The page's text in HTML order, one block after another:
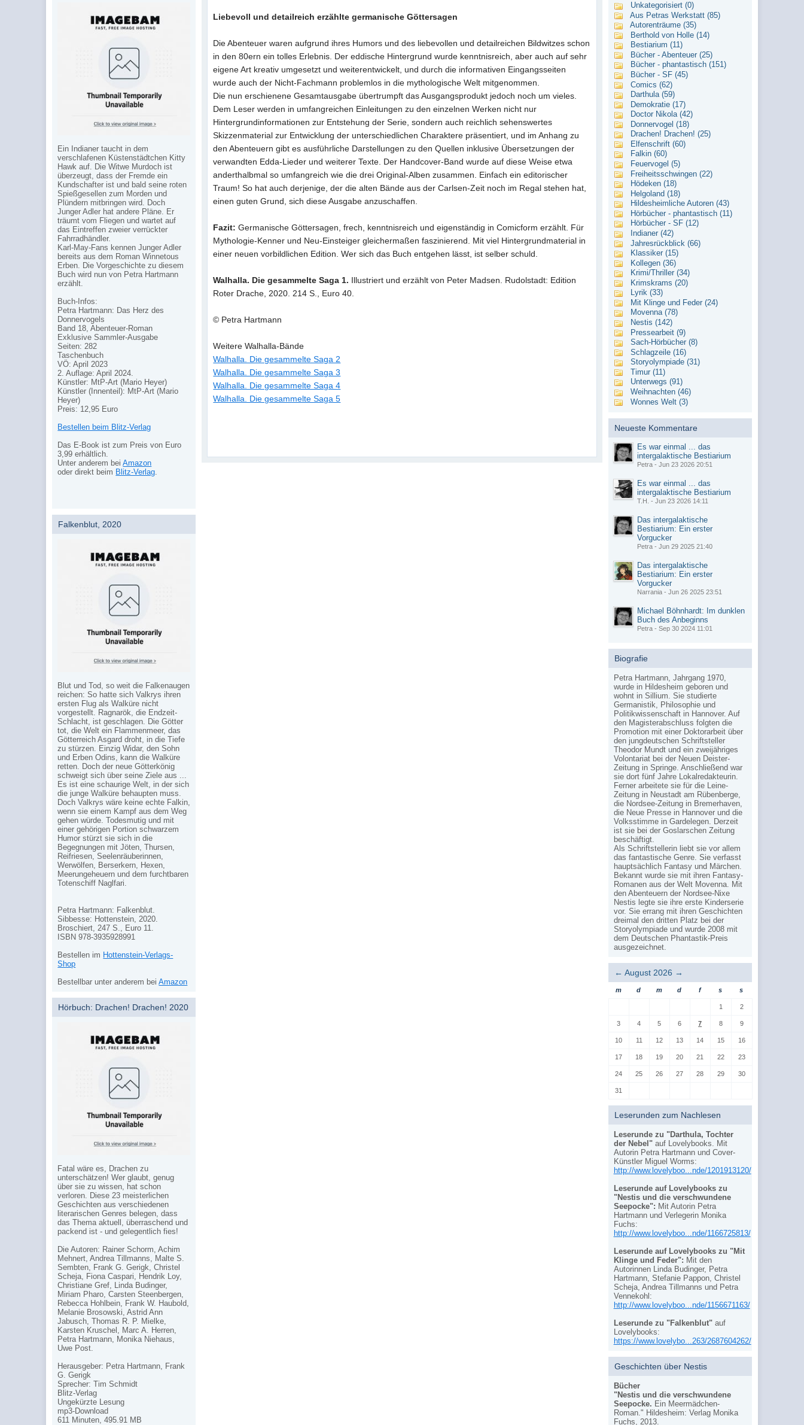
Liebevoll und detailreich erzählte germanische Göttersagen
Die Abenteuer waren aufgrund ihres Humors und des liebevollen und detailreichen Bildwitzes schon
in den 80ern ein tolles Erlebnis. Der eddische Hintergrund wurde kenntnisreich, aber auch auf sehr
eigene Art kreativ umgesetzt und weiterentwickelt, und durch die informativen Eingangsseiten
wurde auch der Nicht-Fachmann problemlos in die mythologische Welt mitgenommen.
Die nun erschienene Gesamtausgabe übertrumpft das Ausgangsprodukt jedoch noch um vieles.
Dem Leser werden in umfangreichen Einleitungen zu den einzelnen Werken nicht nur
Hintergrundinformationen zur Entstehung der Serie, sondern auch reichlich sehenswertes
Skizzenmaterial zur Entwicklung der unterschiedlichen Charaktere präsentiert, und im Anhang zu
den Abenteuern gibt es ausführliche Darstellungen zu den Quellen inklusive Übersetzungen der
verwandten Edda-Lieder und weiterer Texte. Der Handcover-Band wurde auf diese Weise etwa
anderthalbmal so umfangreich wie die drei Original-Alben zusammen. Einfach ein editorischer
Traum! So hat auch derjenige, der die alten Bände aus der Carlsen-Zeit noch im Regal stehen hat,
einen guten Grund, sich diese Ausgabe anzuschaffen.
Fazit:Germanische Göttersagen, frech, kenntnisreich und eigenständig in Comicform erzählt. Für
Mythologie-Kenner und Neu-Einsteiger gleichermaßen faszinierend. Mit viel Hintergrundmaterial in
einer neuen vorbildlichen Edition. Wer sich das Buch entgehen lässt, ist selber schuld.
Walhalla. Die gesammelte Saga 1. Illustriert und erzählt von Peter Madsen. Rudolstadt: Edition
Roter Drache, 2020. 214 S., Euro 40.
© Petra Hartmann
Weitere Walhalla-Bände
Walhalla. Die gesammelte Saga 2
Walhalla. Die gesammelte Saga 3
Walhalla. Die gesammelte Saga 4
Walhalla. Die gesammelte Saga 5
Ein Indianer taucht in dem
verschlafenen Küstenstädtchen Kitty
Hawk auf. Die Witwe Murdoch ist
überzeugt, dass der Fremde ein
Kundschafter ist und bald seine roten
Spießgesellen zum Morden und
Plündern mitbringen wird. Doch
Junger Adler hat andere Pläne. Er
träumt vom Fliegen und wartet auf
das Eintreffen zweier verrückter
Fahrradhändler.
Karl-May-Fans kennen Junger Adler
bereits aus dem Roman Winnetous
Erben. Die Vorgeschichte zu diesem
Buch wird nun von Petra Hartmann
erzählt.
Buch-Infos:
Petra Hartmann: Das Herz des
Donnervogels
Band 18, Abenteuer-Roman
Exklusive Sammler-Ausgabe
Seiten: 282
Taschenbuch
VÖ: April 2023
2. Auflage: April 2024.
Künstler: MtP-Art (Mario Heyer)
Künstler (Innenteil): MtP-Art (Mario
Heyer)
Preis: 12,95 Euro
Bestellen beim Blitz-Verlag
Das E-Book ist zum Preis von Euro
3,99 erhältlich.
Unter anderem beiAmazon
oder direkt beim Blitz-Verlag.
Falkenblut, 2020
Blut und Tod, so weit die Falkenaugen
reichen: So hatte sich Valkrys ihren
ersten Flug als Walküre nicht
vorgestellt. Ragnarök, die Endzeit-
Schlacht, ist geschlagen. Die Götter
tot, die Welt ein Flammenmeer, das
Götterreich Asgard droht, in die Tiefe
zu stürzen. Einzig Widar, den Sohn
und Erben Odins, kann die Walküre
retten. Doch der neue Götterkönig
schweigt sich über seine Ziele aus ...
Es ist eine schaurige Welt, in der sich
die junge Walküre behaupten muss.
Doch Valkrys wäre keine echte Falkin,
wenn sie einem Kampf aus dem Weg
gehen würde. Todesmutig und mit
einer gehörigen Portion schwarzem
Humor stürzt sie sich in die
Begegnungen mit Jöten, Thursen,
Reifriesen, Seelenräuberinnen,
Werwölfen, Berserkern, Hexen,
Meerungeheuern und dem furchtbaren
Totenschiff Naglfari.
Petra Hartmann: Falkenblut.
Sibbesse: Hottenstein, 2020.
Broschiert, 247 S., Euro 11.
ISBN 978-3935928991
Bestellen im Hottenstein-Verlags-
Shop
Bestellbar unter anderem beiAmazon
Hörbuch: Drachen! Drachen! 2020
Fatal wäre es, Drachen zu
unterschätzen! Wer glaubt, genug
über sie zu wissen, hat schon
verloren. Diese 23 meisterlichen
Geschichten aus verschiedenen
literarischen Genres belegen, dass
das Thema aktuell, überraschend und
packend ist - und gelegentlich fies!
Die Autoren: Rainer Schorm, Achim
Mehnert, Andrea Tillmanns, Malte S.
Sembten, Frank G. Gerigk, Christel
Scheja, Fiona Caspari, Hendrik Loy,
Christiane Gref, Linda Budinger,
Miriam Pharo, Carsten Steenbergen,
Rebecca Hohlbein, Frank W. Haubold,
Melanie Brosowski, Astrid Ann
Jabusch, Thomas R. P. Mielke,
Karsten Kruschel, Marc A. Herren,
Petra Hartmann, Monika Niehaus,
Uwe Post.
Herausgeber: Petra Hartmann, Frank
G. Gerigk
Sprecher: Tim Schmidt
Blitz-Verlag
Ungekürzte Lesung
mp3-Download
611 Minuten, 495.91 MB
Unkategorisiert (0)
Aus Petras Werkstatt (85)
Autorenträume (35)
Berthold von Holle (14)
Bestiarium (11)
Bücher - Abenteuer (25)
Bücher - phantastisch (151)
Bücher - SF (45)
Comics (62)
Darthula (59)
Demokratie (17)
Doctor Nikola (42)
Donnervogel (18)
Drachen! Drachen! (25)
Elfenschrift (60)
Falkin (60)
Feuervogel (5)
Freiheitsschwingen (22)
Hödeken (18)
Helgoland (18)
Hildesheimliche Autoren (43)
Hörbücher - phantastisch (11)
Hörbücher - SF (12)
Indianer (42)
Jahresrückblick (66)
Klassiker (15)
Kollegen (36)
Krimi/Thriller (34)
Krimskrams (20)
Lyrik (33)
Mit Klinge und Feder (24)
Movenna (78)
Nestis (142)
Pressearbeit (9)
Sach-Hörbücher (8)
Schlagzeile (16)
Storyolympiade (31)
Timur (11)
Unterwegs (91)
Weihnachten (46)
Wonnes Welt (3)
Neueste Kommentare
Es war einmal ... das
intergalaktische Bestiarium
Petra - Jun 23 2026 20:51
Es war einmal ... das
intergalaktische Bestiarium
T.H. - Jun 23 2026 14:11
Das intergalaktische
Bestiarium: Ein erster
Vorgucker
Petra - Jun 29 2025 21:40
Das intergalaktische
Bestiarium: Ein erster
Vorgucker
Narrania - Jun 26 2025 23:51
Michael Böhnhardt: Im dunklen
Buch des Anbeginns
Petra - Sep 30 2024 11:01
Biografie
Petra Hartmann, Jahrgang 1970,
wurde in Hildesheim geboren und
wohnt in Sillium. Sie studierte
Germanistik, Philosophie und
Politikwissenschaft in Hannover. Auf
den Magisterabschluss folgten die
Promotion mit einer Doktorarbeit über
den jungdeutschen Schriftsteller
Theodor Mundt und ein zweijähriges
Volontariat bei der Neuen Deister-
Zeitung in Springe. Anschließend war
sie dort fünf Jahre Lokalredakteurin.
Ferner arbeitete sie für die Leine-
Zeitung in Neustadt am Rübenberge,
die Nordsee-Zeitung in Bremerhaven,
die Neue Presse in Hannover und die
Volksstimme in Gardelegen. Derzeit
ist sie bei der Goslarschen Zeitung
beschäftigt.
Als Schriftstellerin liebt sie vor allem
das fantastische Genre. Sie verfasst
hauptsächlich Fantasy und Märchen.
Bekannt wurde sie mit ihren Fantasy-
Romanen aus der Welt Movenna. Mit
den Abenteuern der Nordsee-Nixe
Nestis legte sie ihre erste Kinderserie
vor. Sie errang mit ihren Geschichten
dreimal den dritten Platz bei der
Storyolympiade und wurde 2008 mit
dem Deutschen Phantastik-Preis
ausgezeichnet.
← August 2026 →
m d m d f s s
1 2
3 4 5 6 7 8 9
10 11 12 13 14 15 16
17 18 19 20 21 22 23
24 25 26 27 28 29 30
31
Leserunden zum Nachlesen
Leserunde zu "Darthula, Tochter
der Nebel"auf Lovelybooks. Mit
Autorin Petra Hartmann und Cover-
Künstler Miguel Worms:
http://www.lovelyboo...nde/1201913120/
Leserunde auf Lovelybooks zu
"Nestis und die verschwundene
Seepocke": Mit Autorin Petra
Hartmann und Verlegerin Monika
Fuchs:
http://www.lovelyboo...nde/1166725813/
Leserunde auf Lovelybooks zu "Mit
Klinge und Feder": Mit den
Autorinnen Linda Budinger, Petra
Hartmann, Stefanie Pappon, Christel
Scheja, Andrea Tillmanns und Petra
Vennekohl:
http://www.lovelyboo...nde/1156671163/
Leserunde zu "Falkenblut"auf
Lovelybooks:
https://www.lovelybo...263/2687604262/
Geschichten über Nestis
Bücher
"Nestis und die verschwundene
Seepocke. Ein Meermädchen-
Roman." Hildesheim: Verlag Monika
Fuchs, 2013.